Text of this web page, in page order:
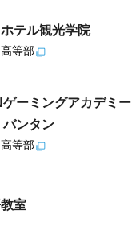
テル観光学院
等部
ーミングアカデミー
バンタン
等部
室